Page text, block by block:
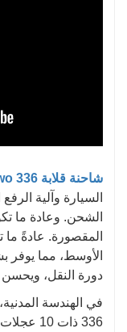
شاحنة قلابة Howo 336 ذات 10 عجلات
السيارة وآلية
الشحن. وعادة ما
المقصورة. عادةً ما
الأوسط، مما يوفر
دورة النقل، ويحسن
336 ذات